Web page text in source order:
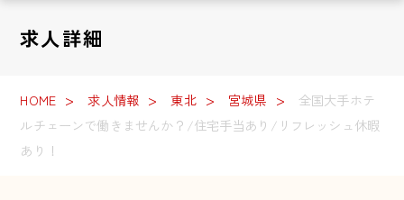
求人詳細
HOME 求人情報 東北 宮城県
全国大手ホテ
ルチェーンで働きませんか？/住宅手当あり/リフレッシュ休暇
あり！